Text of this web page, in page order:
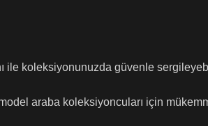
ile koleksiyonunuzda güvenle
araba koleksiyoncuları için